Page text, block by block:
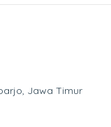
Jawa Timur